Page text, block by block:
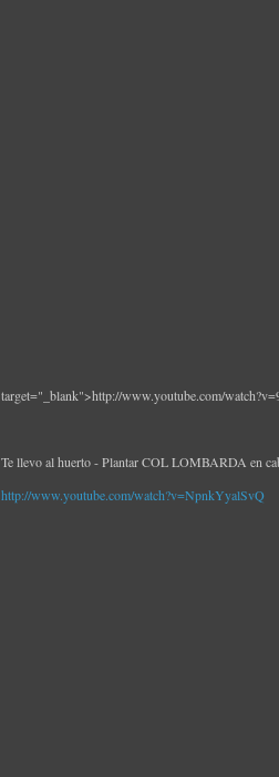
target="_blank">http://www.youtube.com/
Te llevo al huerto - Plantar COL LOMBARDA en
http://www.youtube.com/watch?v=NpnkYyalSvQ